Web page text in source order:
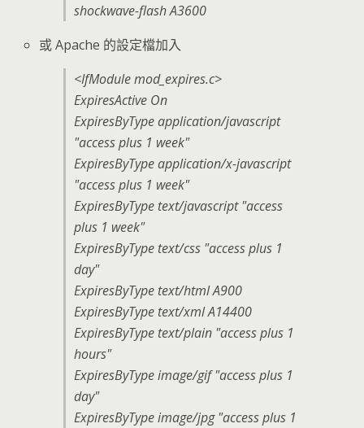
shockwave-flash A3600
或 Apache 的設定檔加入
<IfModule mod_expires.c>
ExpiresActive On
ExpiresByType application/javascript
"access plus 1 week"
ExpiresByType application/x-javascript
"access plus 1 week"
ExpiresByType text/javascript "access
plus 1 week"
ExpiresByType text/css "access plus 1
day"
ExpiresByType text/html A900
ExpiresByType text/xml A14400
ExpiresByType text/plain "access plus 1
hours"
ExpiresByType image/gif "access plus 1
day"
ExpiresByType image/jpg "access plus 1